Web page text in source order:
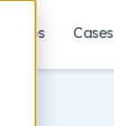
Planos Cases